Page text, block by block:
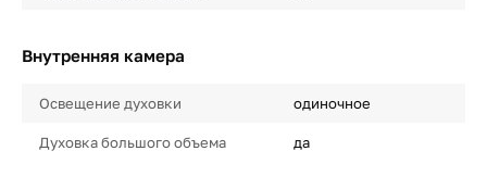
Внутренняя камера
Освещение духовки одиночное
Духовка большого объема да